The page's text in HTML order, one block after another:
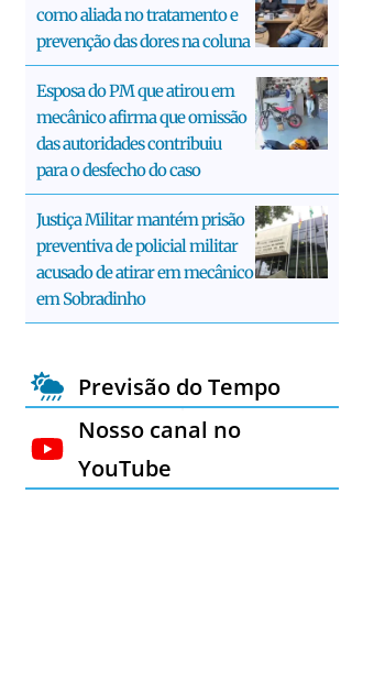
como aliada no tratamento e
prevenção das dores na coluna
Esposa do PM que atirou em
mecânico afirma que omissão
das autoridades contribuiu
para o desfecho do caso
Justiça Militar mantém prisão
preventiva de policial militar
acusado de atirar em mecânico
em Sobradinho
Previsão do Tempo
Nosso canal no
YouTube